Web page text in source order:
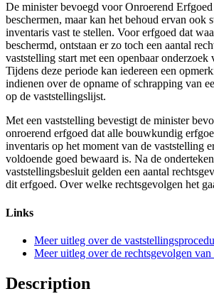
De minister bevoegd voor Onroerend
beschermen, maar kan het behoud ervan ook
inventaris vast te stellen. Voor erfgoed dat
beschermd, ontstaan er zo toch een aantal
vaststelling start met een openbaar onderzoek
Tijdens deze periode kan iedereen een
indienen over de opname of schrapping van
op de vaststellingslijst.
Met een vaststelling bevestigt de minister
onroerend erfgoed dat alle bouwkundig
inventaris op het moment van de vaststelling
voldoende goed bewaard is. Na de
vaststellingsbesluit gelden een aantal
dit erfgoed. Over welke rechtsgevolgen het
Links
Meer uitleg over de
Meer uitleg over de rechtsgevolgen van
Description